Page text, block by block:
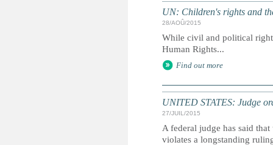
UN: Children's rights and
28/AOÛ/2015
While civil and political
Human Rights...
Find out more
UNITED STATES: Judge
27/JUIL/2015
A federal judge has said
violates a longstanding